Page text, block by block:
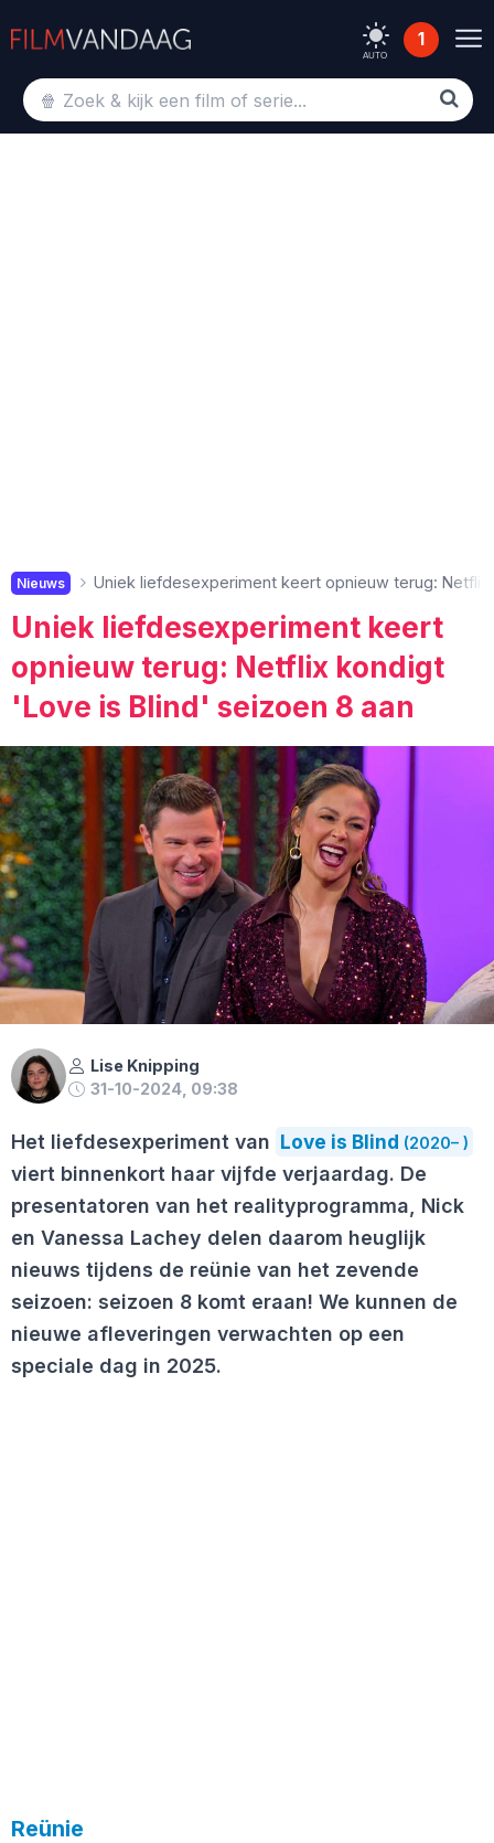
AUTO
1
Nieuws Uniek liefdesexperiment keert opnieuw terug:
Uniek liefdesexperiment keert
opnieuw terug: Netflix kondigt
'Love is Blind' seizoen 8 aan
Lise Knipping
31-10-2024, 09:38
Het liefdesexperiment van Love is Blind (2020– )
viert binnenkort haar vijfde verjaardag. De
presentatoren van het realityprogramma, Nick
en Vanessa Lachey delen daarom heuglijk
nieuws tijdens de reünie van het zevende
seizoen: seizoen 8 komt eraan! We kunnen de
nieuwe afleveringen verwachten op een
speciale dag in 2025.
Reünie